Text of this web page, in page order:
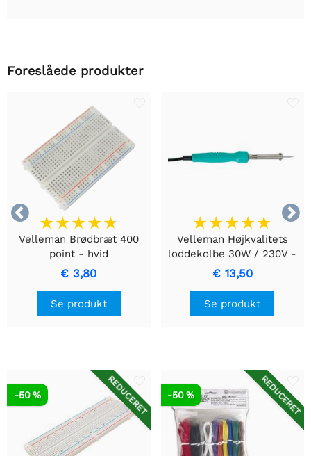
Foreslåede produkter


Velleman Brødbræt 400
point - hvid
€ 3,80
Se produkt
Velleman Højkvalitets
loddekolbe 30W / 230V -
VTSI30
€ 13,50
Se produkt
REDUCERET
-50 % REDUCERET
-50 %